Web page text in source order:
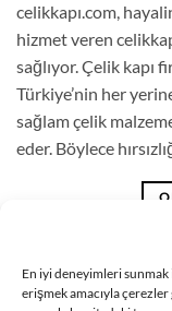
En iyi deneyimleri
erişmek amacıyla
celikkapı.com,
hizmet veren
sağlıyor. Çelik kapı
Türkiye’nin her
sağlam çelik
eder. Böylece
Blogiçinde yayınlandı|
Pivot kapı,pivot kapı